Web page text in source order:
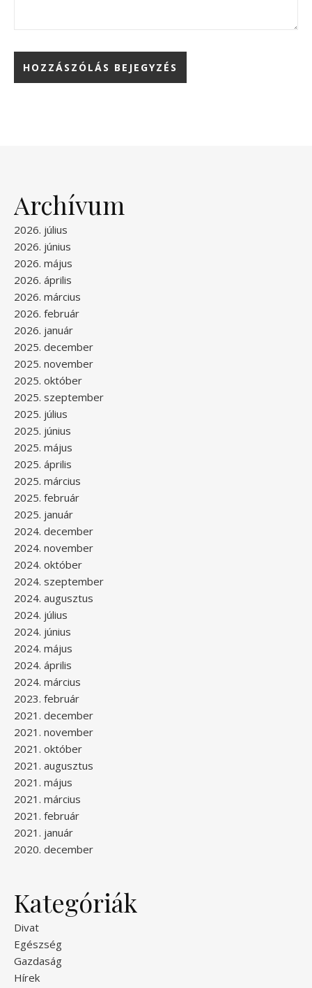
Archívum
2026. július
2026. június
2026. május
2026. április
2026. március
2026. február
2026. január
2025. december
2025. november
2025. október
2025. szeptember
2025. július
2025. június
2025. május
2025. április
2025. március
2025. február
2025. január
2024. december
2024. november
2024. október
2024. szeptember
2024. augusztus
2024. július
2024. június
2024. május
2024. április
2024. március
2023. február
2021. december
2021. november
2021. október
2021. augusztus
2021. május
2021. március
2021. február
2021. január
2020. december
Kategóriák
Divat
Egészség
Gazdaság
Hírek